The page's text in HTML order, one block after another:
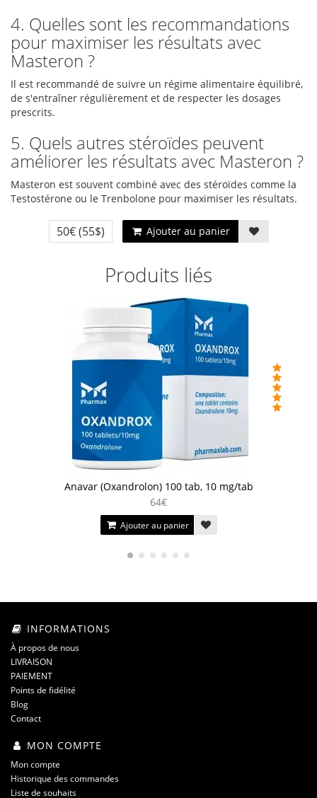
4. Quelles sont les recommandations
pour maximiser les résultats avec
Masteron ?
Il est recommandé de suivre un régime alimentaire équilibré,
de s'entraîner régulièrement et de respecter les dosages
prescrits.
5. Quels autres stéroïdes peuvent
améliorer les résultats avec Masteron ?
Masteron est souvent combiné avec des stéroïdes comme la
Testostérone ou le Trenbolone pour maximiser les résultats.
50€(55$) Ajouter au panier
Produits liés
Anavar (Oxandrolon) 100 tab, 10 mg/tab
64€
Ajouter au panier
INFORMATIONS
À propos de nous
LIVRAISON
PAIEMENT
Points de fidélité
Blog
Contact
MON COMPTE
Mon compte
Historique des commandes
Liste de souhaits